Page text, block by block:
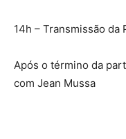
14h – Transmissão da
Após o término da
com Jean Mussa